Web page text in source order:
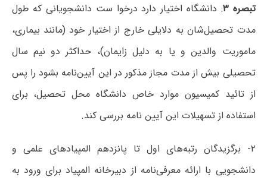
تبصره ۳ : دانشگاه اختیار دارد درخوا ست دانشجویانی که طول
مدت تحصیل‌شان به دلایلی خارج از اختیار خود (مانند بیماری،
ماموریت والدین و یا به دلیل زایمان)، حداکثر دو نیم سال
تحصیلی بیش از مدت مجاز مذکور در این آیین‌نامه بشود را پس
از تائید کمیسیون موارد خاص دانشگاه محل تحصیل، برای
استفاده از تسهیلات این آیین نامه بررسی کند.
۲- برگزیدگان رتبه‌های اول تا پانزدهم المپیادهای علمی و
دانشجویی با ارائه معرفی‌نامه از دبیرخانه المپیاد برای ورود به